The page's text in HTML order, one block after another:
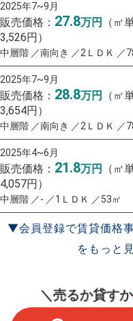
2025年7~9月
販売価格： 27.8万円
（㎡
3,526円）
中層階 ／南向き ／2ＬＤＫ ／
2025年7~9月
販売価格： 28.8万円
（㎡
3,654円）
中層階 ／南向き ／2ＬＤＫ ／
2025年4~6月
販売価格： 21.8万円
（㎡
4,057円）
中層階 ／- ／1ＬＤＫ ／53㎡
▼会員登録で賃貸価格
をもっと
＼売るか貸すか